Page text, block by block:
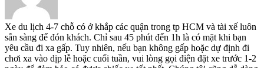
Xe du lịch 4-7 chỗ có ở khắp các quận trong tp HCM và tài xế luôn
sẵn sàng để đón khách. Chỉ sau 45 phút đến 1h là có mặt khi bạn
yêu cầu đi xa gấp. Tuy nhiên, nếu bạn không gấp hoặc dự định đi
chơi xa vào dịp lễ hoặc cuối tuần, vui lòng gọi điện đặt xe trước 1-2